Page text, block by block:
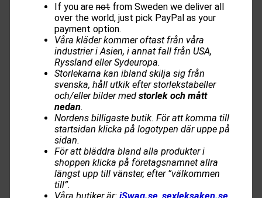
If you arenotfrom Sweden we deliver all
over the world, just pick PayPal as your
payment option.
Våra kläder kommer oftast från våra
industrier i Asien, i annat fall från USA,
Ryssland eller Sydeuropa.
Storlekarna kan ibland skilja sig från
svenska, håll utkik efter storlekstabeller
och/eller bilder medstorlek och mått
nedan.
Nordens billigaste butik. För att komma till
startsidan klicka på logotypen där uppe på
sidan.
För att bläddra bland alla produkter i
shoppen klicka på företagsnamnet allra
längst upp till vänster, efter ”välkommen
till”.
Våra butiker är:iSwag.se,sexleksaken.se